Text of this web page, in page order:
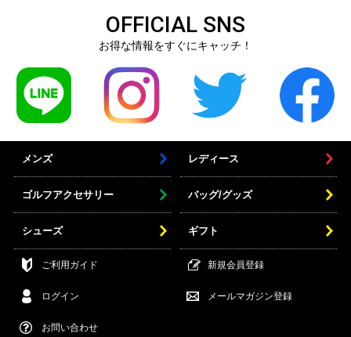
OFFICIAL SNS
お得な情報をすぐにキャッチ！
メンズ レディース
ゴルフアクセサリー バッグ/グッズ
シューズ ギフト
ご利用ガイド 新規会員登録
ログイン メールマガジン登録
お問い合わせ